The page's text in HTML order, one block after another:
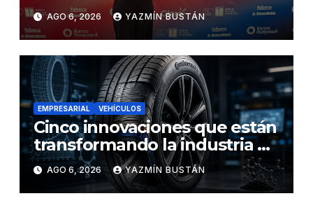
influyentes del Ecuador
AGO 6, 2026 YAZMÍN BUSTÁN
EMPRESARIAL VEHÍCULOS
Cinco innovaciones que están
transformando la industria de
los neumáticos y redefinen el
futuro de la movilidad
AGO 6, 2026 YAZMÍN BUSTÁN